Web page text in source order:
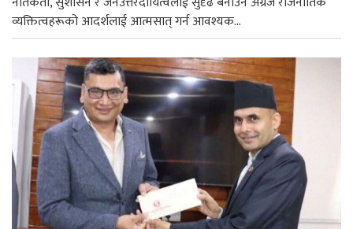
व्यक्तित्वहरूको आदर्शलाई आत्मसात् गर्न आवश्यक...